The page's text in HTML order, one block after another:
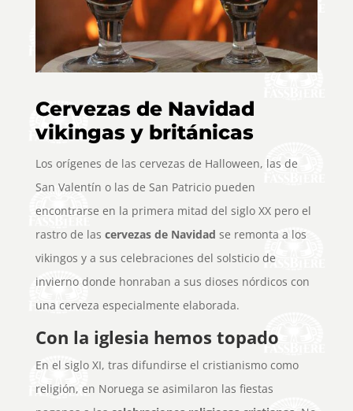
Cervezas de Navidad
vikingas y británicas
Los orígenes de las cervezas de Halloween, las de
San Valentín o las de San Patricio pueden
encontrarse en la primera mitad del siglo XX pero el
rastro de las cervezas de Navidad se remonta a los
vikingos y a sus celebraciones del solsticio de
invierno donde honraban a sus dioses nórdicos con
una cerveza especialmente elaborada.
Con la iglesia hemos topado
En el siglo XI, tras difundirse el cristianismo como
religión, en Noruega se asimilaron las fiestas